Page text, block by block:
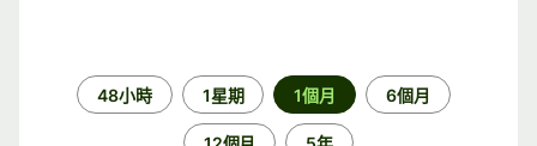
48小時 1星期 1個月 6個月